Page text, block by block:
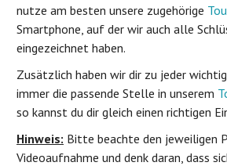
nutze am besten unsere zugehörige
Smartphone, auf der wir auch alle
eingezeichnet haben.
Zusätzlich haben wir dir zu jeder
immer die passende Stelle in unserem
so kannst du dir gleich einen richtigen
Hinweis: Bitte beachte den jeweiligen
Videoaufnahme und denk daran, dass